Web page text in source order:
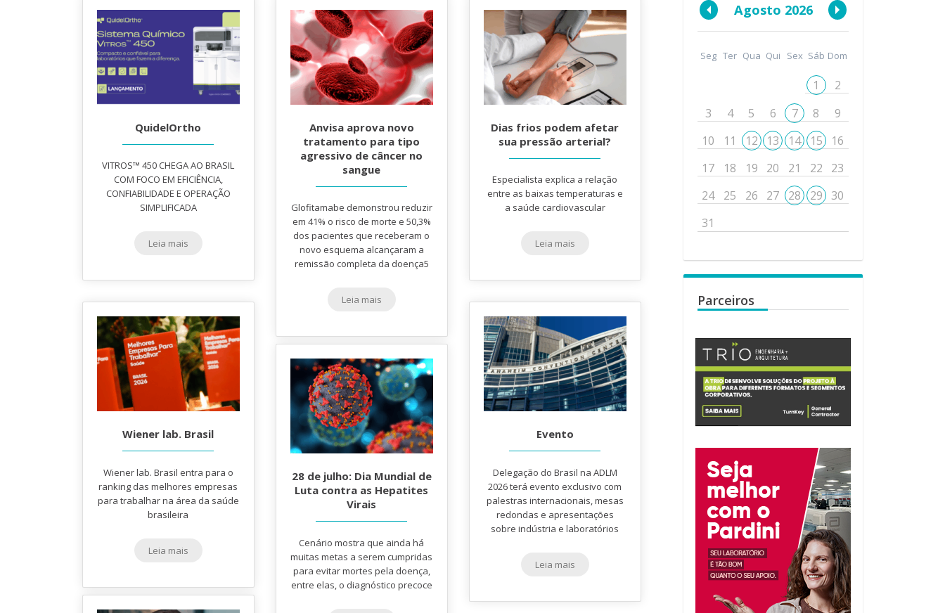
QuidelOrtho
VITROS™ 450 CHEGA AO BRASIL
COM FOCO EM EFICIÊNCIA,
CONFIABILIDADE E OPERAÇÃO
SIMPLIFICADA
Leia mais
Anvisa aprova novo
tratamento para tipo
agressivo de câncer no
sangue
Glofitamabe demonstrou reduzir
em 41% o risco de morte e 50,3%
dos pacientes que receberam o
novo esquema alcançaram a
remissão completa da doença5
Leia mais
Dias frios podem afetar
sua pressão arterial?
Especialista explica a relação
entre as baixas temperaturas e
a saúde cardiovascular
Leia mais
Wiener lab. Brasil
Wiener lab. Brasil entra para o
ranking das melhores empresas
para trabalhar na área da saúde
brasileira
Leia mais
Evento
Delegação do Brasil na ADLM
2026 terá evento exclusivo com
palestras internacionais, mesas
redondas e apresentações
sobre indústria e laboratórios
Leia mais
28 de julho: Dia Mundial de
Luta contra as Hepatites
Virais
Cenário mostra que ainda há
muitas metas a serem cumpridas
para evitar mortes pela doença,
entre elas, o diagnóstico precoce
Agosto 2026
Seg Ter Qua Qui Sex Sáb Dom
1
2
3
4 5 6 7 8
9
10
11 12 13 14 15
16
17
18 19 20 21 22
23
24
25 26 27 28 29
30
31
Parceiros